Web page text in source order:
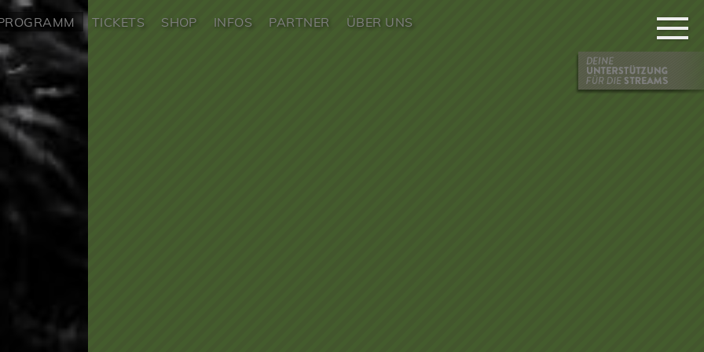
TICKETS SHOP INFOS PARTNER ÜBER UNS